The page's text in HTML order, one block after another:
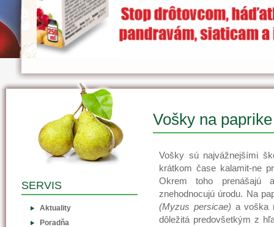
Vošky na paprike
Vošky sú najvážnejšími
krátkom čase kalamit-ne
Okrem toho prenášajú
znehodnocujú úrodu. Na
(Myzus persicae) a voška
dôležitá predovšetkým z
SERVIS
Aktuality
Poradňa